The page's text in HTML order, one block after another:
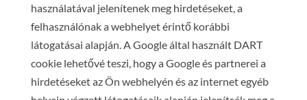
használatával jelenítenek meg hirdetéseket, a
felhasználónak a webhelyet érintő korábbi
látogatásai alapján. A Google által használt DART
cookie lehetővé teszi, hogy a Google és partnerei a
hirdetéseket az Ön webhelyén és az internet egyéb